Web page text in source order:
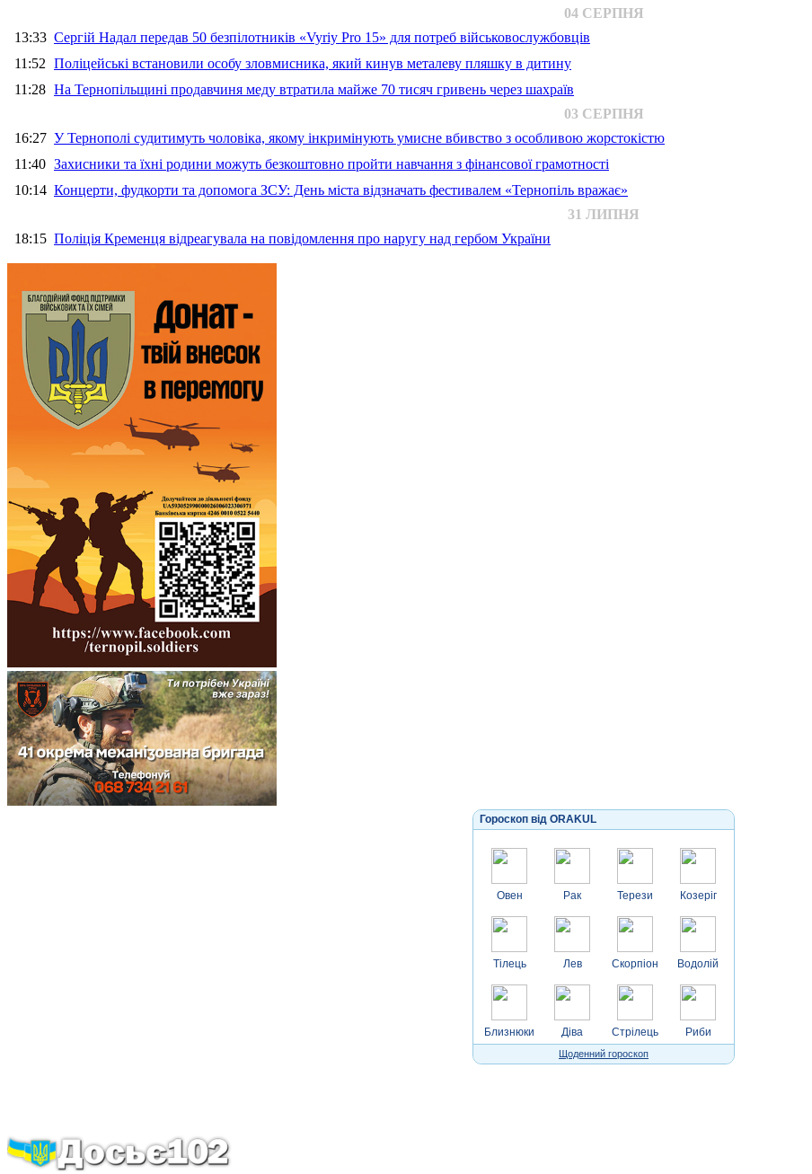
04 СЕРПНЯ
13:33 Сергій Надал передав 50 безпілотників «Vyriy Pro 15» для потреб військовослужбовців
11:52 Поліцейські встановили особу зловмисника, який кинув металеву пляшку в дитину
11:28 На Тернопільщині продавчиня меду втратила майже 70 тисяч гривень через шахраїв
03 СЕРПНЯ
16:27 У Тернополі судитимуть чоловіка, якому інкримінують умисне вбивство з особливою жорстокістю
11:40 Захисники та їхні родини можуть безкоштовно пройти навчання з фінансової грамотності
10:14 Концерти, фудкорти та допомога ЗСУ: День міста відзначать фестивалем «Тернопіль вражає»
31 ЛИПНЯ
18:15 Поліція Кременця відреагувала на повідомлення про наругу над гербом України
Гороскоп від ORAKUL
Овен
Тілець
Близнюки
Рак
Лев
Діва
Терези
Скорпіон
Стрілець
Козеріг
Водолій
Риби
Щоденний гороскоп